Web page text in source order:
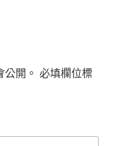
開。 必填欄位標